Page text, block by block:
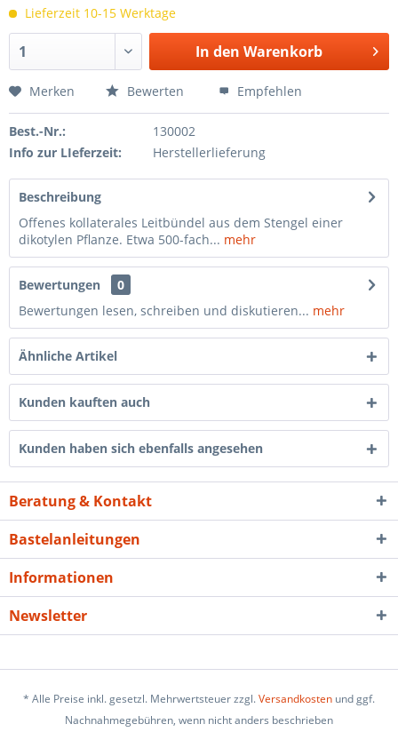
Lieferzeit 10-15 Werktage
In den Warenkorb
Merken Bewerten Empfehlen
Best.-Nr.:
130002
Info zur LIeferzeit:
Herstellerlieferung
Beschreibung
Offenes kollaterales Leitbündel aus dem Stengel einer
dikotylen Pflanze. Etwa 500-fach... mehr
Bewertungen
0
Bewertungen lesen, schreiben und diskutieren... mehr
Ähnliche Artikel
Kunden kauften auch
Kunden haben sich ebenfalls angesehen
Beratung & Kontakt
Bastelanleitungen
Informationen
Newsletter
* Alle Preise inkl. gesetzl. Mehrwertsteuer zzgl.Versandkosten und ggf.
Nachnahmegebühren, wenn nicht anders beschrieben